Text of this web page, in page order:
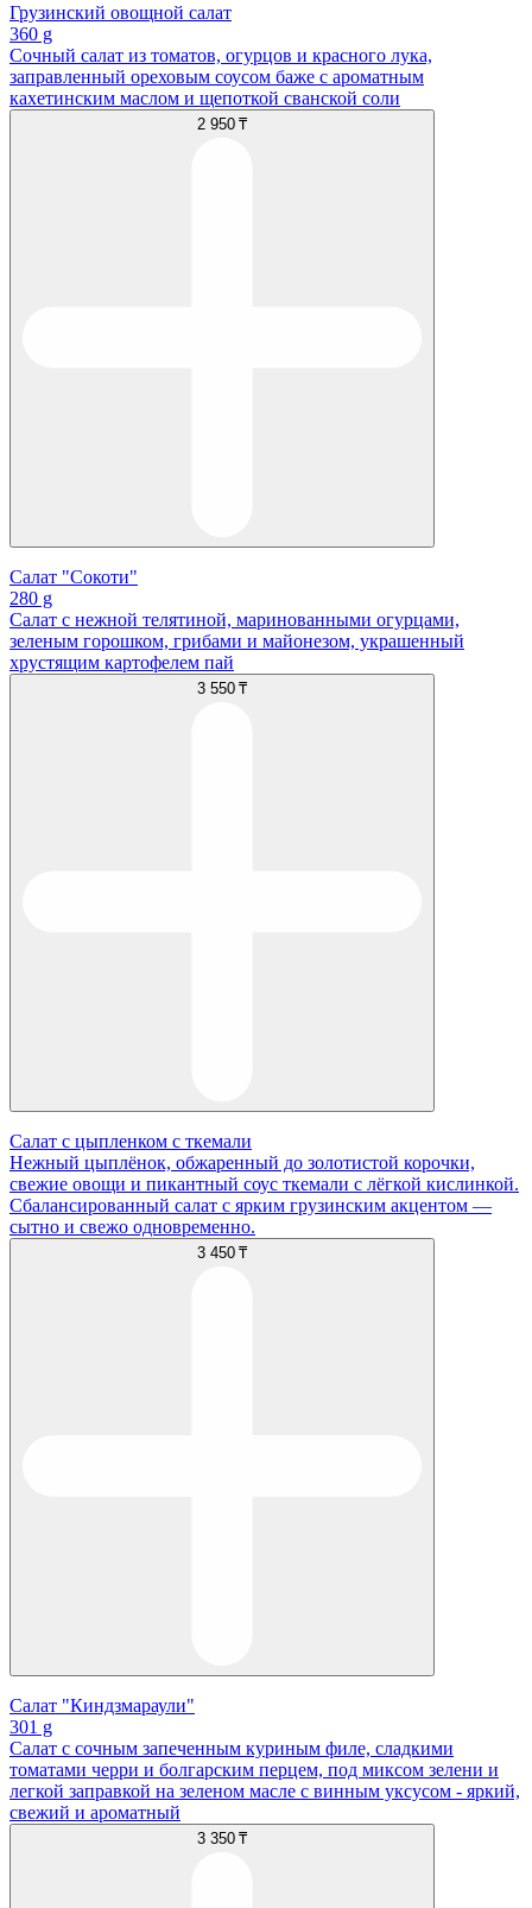
Грузинский овощной салат
360 g
Сочный салат из томатов, огурцов и красного лука,
заправленный ореховым соусом баже с ароматным
кахетинским маслом и щепоткой сванской соли
2 950 ₸
Салат "Сокоти"
280 g
Салат с нежной телятиной, маринованными огурцами,
зеленым горошком, грибами и майонезом, украшенный
хрустящим картофелем пай
3 550 ₸
Салат с цыпленком с ткемали
Нежный цыплёнок, обжаренный до золотистой корочки,
свежие овощи и пикантный соус ткемали с лёгкой кислинкой.
Сбалансированный салат с ярким грузинским акцентом —
сытно и свежо одновременно.
3 450 ₸
Салат "Киндзмараули"
301 g
Салат с сочным запеченным куриным филе, сладкими
томатами черри и болгарским перцем, под миксом зелени и
легкой заправкой на зеленом масле с винным уксусом - яркий,
свежий и ароматный
3 350 ₸